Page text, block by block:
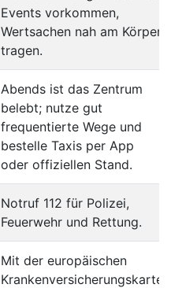
Events vorkommen,
Wertsachen nah am Körper
tragen.
Abends ist das Zentrum
belebt; nutze gut
frequentierte Wege und
bestelle Taxis per App
oder offiziellen Stand.
Notruf 112 für Polizei,
Feuerwehr und Rettung.
Mit der europäischen
Krankenversicherungskarte